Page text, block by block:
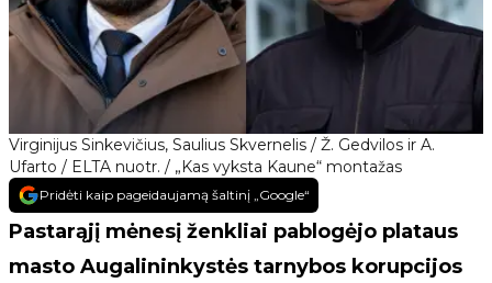
Virginijus Sinkevičius, Saulius Skvernelis / Ž. Gedvilos ir A.
Ufarto / ELTA nuotr. / „Kas vyksta Kaune“ montažas
Pridėti kaip pageidaujamą šaltinį „Google“
Pastarąjį mėnesį ženkliai pablogėjo plataus
masto Augalininkystės tarnybos korupcijos